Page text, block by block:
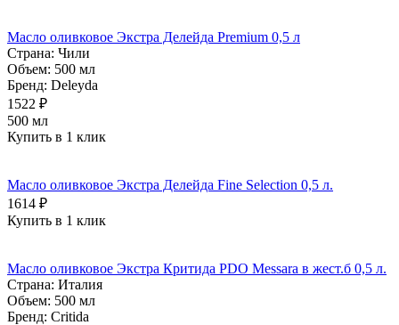
Масло оливковое Экстра Делейда Premium 0,5 л
Страна: Чили
Объем: 500 мл
Бренд: Deleyda
1522 ₽
500 мл
Купить в 1 клик
Масло оливковое Экстра Делейда Fine Selection 0,5 л.
1614 ₽
Купить в 1 клик
Масло оливковое Экстра Критида PDO Messara в жест.б 0,5 л.
Страна: Италия
Объем: 500 мл
Бренд: Critida